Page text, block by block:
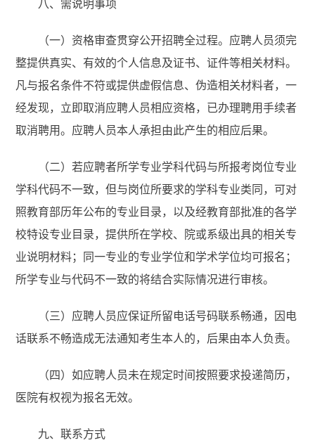
八、需说明事项
（一）资格审查贯穿公开招聘全过程。应聘人员须完
整提供真实、有效的个人信息及证书、证件等相关材料。
凡与报名条件不符或提供虚假信息、伪造相关材料者，一
经发现，立即取消应聘人员相应资格，已办理聘用手续者
取消聘用。应聘人员本人承担由此产生的相应后果。
（二）若应聘者所学专业学科代码与所报考岗位专业
学科代码不一致，但与岗位所要求的学科专业类同，可对
照教育部历年公布的专业目录，以及经教育部批准的各学
校特设专业目录，提供所在学校、院或系级出具的相关专
业说明材料；同一专业的专业学位和学术学位均可报名；
所学专业与代码不一致的将结合实际情况进行审核。
（三）应聘人员应保证所留电话号码联系畅通，因电
话联系不畅造成无法通知考生本人的，后果由本人负责。
（四）如应聘人员未在规定时间按照要求投递简历，
医院有权视为报名无效。
九、联系方式